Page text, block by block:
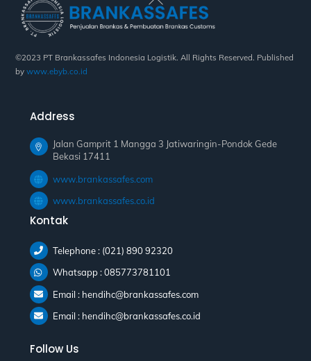
To
Top
©2023 PT Brankassafes Indonesia Logistik. All Rights Reserved. Published
bywww.ebyb.co.id
Address
Jalan Gamprit 1 Mangga 3 Jatiwaringin-Pondok Gede
Bekasi 17411
www.brankassafes.com
www.brankassafes.co.id
Kontak
Telephone : (021) 890 92320
Whatsapp : 085773781101
Email : hendihc@brankassafes.com
Email : hendihc@brankassafes.co.id
Follow Us